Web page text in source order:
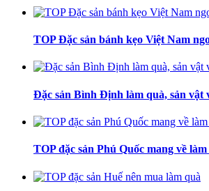
TOP Đặc sản bánh kẹo Việt Nam
Đặc sản Bình Định làm quà, sản vật
TOP đặc sản Phú Quốc mang về